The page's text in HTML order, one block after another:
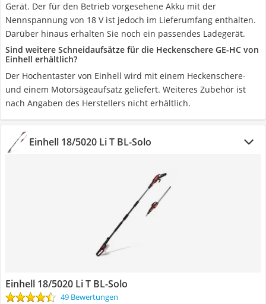
Gerät. Der für den Betrieb vorgesehene Akku mit der
Nennspannung von 18 V ist jedoch im Lieferumfang enthalten.
Darüber hinaus erhalten Sie noch ein passendes Ladegerät.
Sind weitere Schneidaufsätze für die Heckenschere GE-HC von
Einhell erhältlich?
Der Hochentaster von Einhell wird mit einem Heckenschere-
und einem Motorsägeaufsatz geliefert. Weiteres Zubehör ist
nach Angaben des Herstellers nicht erhältlich.
Einhell 18/5020 Li T BL-Solo
Einhell 18/5020 Li T BL-Solo
49 Bewertungen